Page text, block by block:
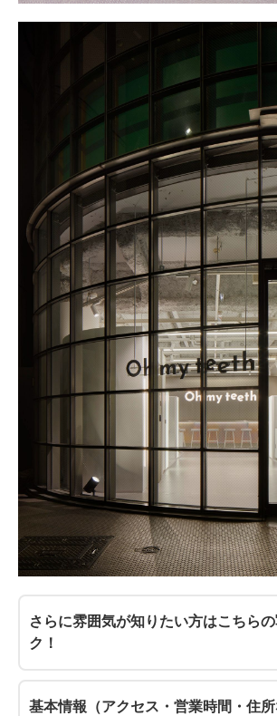
さらに雰囲気が知りたい方はこちら
ク！
基本情報（アクセス・営業時間・住所